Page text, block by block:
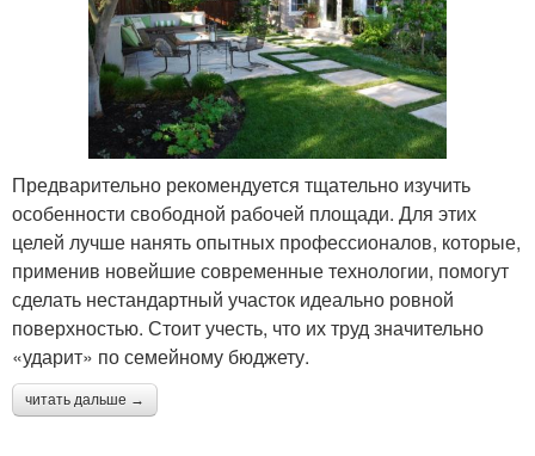
Предварительно рекомендуется тщательно изучить
особенности свободной рабочей площади. Для этих
целей лучше нанять опытных профессионалов, которые,
применив новейшие современные технологии, помогут
сделать нестандартный участок идеально ровной
поверхностью. Стоит учесть, что их труд значительно
«ударит» по семейному бюджету.
читать дальше →